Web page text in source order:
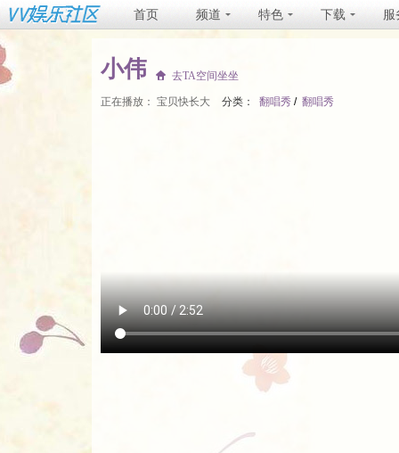
首页 频道 特色 下载 服
小伟 去TA空间坐坐
正在播放： 宝贝快长大 分类： 翻唱秀 / 翻唱秀